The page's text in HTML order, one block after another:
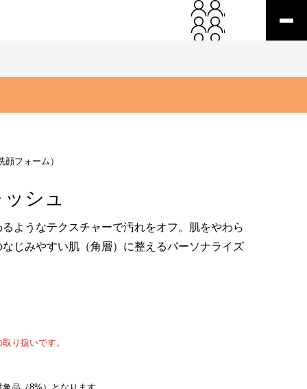
フォーム）
シュ
ようなテクスチャーで汚れをオフ。肌をやわら
じみやすい肌（角層）に整えるパーソナライズ
り扱いです。